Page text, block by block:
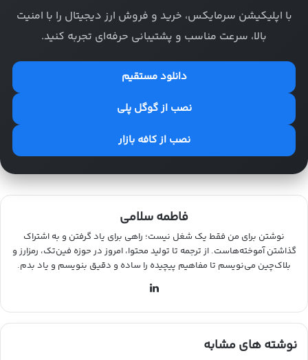
با اپلیکیشن سرمایکس، خرید و فروش ارز دیجیتال را با امنیت
بالا، سرعت مناسب و پشتیبانی حرفه‌ای تجربه کنید.
دانلود مستقیم
نصب از گوگل پلی
نصب از کافه بازار
فاطمه سلامی
نوشتن برای من فقط یک شغل نیست؛ راهی برای یاد گرفتن و به اشتراک
گذاشتن آموخته‌هاست. از ترجمه تا تولید محتوا، امروز در حوزه فین‌تک، رمزارز و
بلاک‌چین می‌نویسم تا مفاهیم پیچیده را ساده و دقیق بنویسم و یاد بدم.
ین
نوشته های مشابه